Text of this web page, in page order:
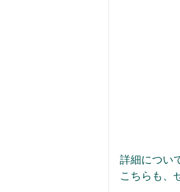
詳細につい
こちらも、